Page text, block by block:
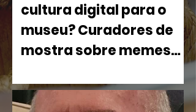
cultura digital para o
museu? Curadores de
mostra sobre memes
criativo no CCBB BH
pátio e o terceiro andar da instituição, o
projeto desafia a lógica tradicional dos